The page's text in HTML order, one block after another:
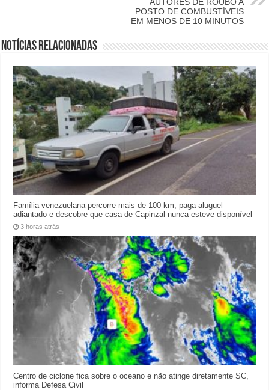
POSTO DE COMBUSTÍVEIS
EM MENOS DE 10 MINUTOS
Notícias relacionadas
Família venezuelana percorre mais de 100 km, paga aluguel
adiantado e descobre que casa de Capinzal nunca esteve disponível
3 horas atrás
Centro de ciclone fica sobre o oceano e não atinge diretamente SC,
informa Defesa Civil